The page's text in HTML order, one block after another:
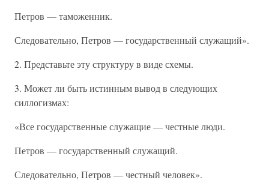
Петров — таможенник.
Следовательно, Петров — государственный служащий».
2. Представьте эту структуру в виде схемы.
3. Может ли быть истинным вывод в следующих
силлогизмах:
«Все государственные служащие — честные люди.
Петров — государственный служащий.
Следовательно, Петров — честный человек».